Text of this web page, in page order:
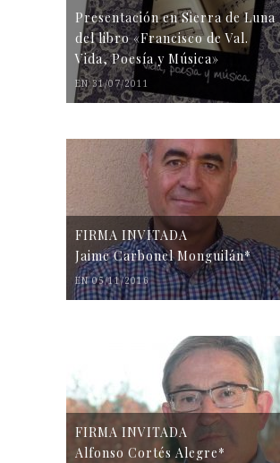
Presentación en Sierra de Luna
del libro «Francisco de Val.
Vida, Poesía y Música»
EN 31/07/2011
FIRMA INVITADA
Jaime Carbonel Monguilán*
EN 05/11/2016
FIRMA INVITADA
Alfonso Cortés Alegre*